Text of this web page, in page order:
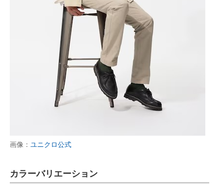
画像： ユニクロ公式
カラーバリエーション